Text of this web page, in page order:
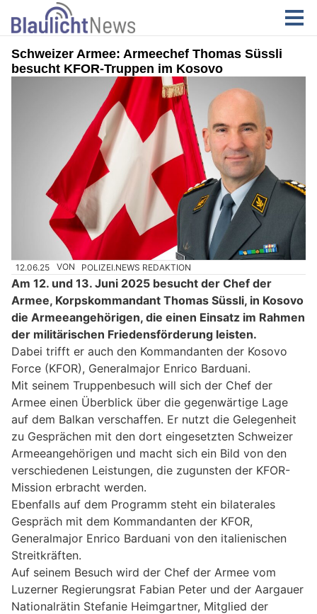
Schweizer Armee: Armeechef Thomas Süssli
besucht KFOR-Truppen im Kosovo
12.06.25 VON POLIZEI.NEWS REDAKTION
Am 12. und 13. Juni 2025 besucht der Chef der
Armee, Korpskommandant Thomas Süssli, in Kosovo
die Armeeangehörigen, die einen Einsatz im Rahmen
der militärischen Friedensförderung leisten.
Dabei trifft er auch den Kommandanten der Kosovo
Force (KFOR), Generalmajor Enrico Barduani.
Mit seinem Truppenbesuch will sich der Chef der
Armee einen Überblick über die gegenwärtige Lage
auf dem Balkan verschaffen. Er nutzt die Gelegenheit
zu Gesprächen mit den dort eingesetzten Schweizer
Armeeangehörigen und macht sich ein Bild von den
verschiedenen Leistungen, die zugunsten der KFOR-
Mission erbracht werden.
Ebenfalls auf dem Programm steht ein bilaterales
Gespräch mit dem Kommandanten der KFOR,
Generalmajor Enrico Barduani von den italienischen
Streitkräften.
Auf seinem Besuch wird der Chef der Armee vom
Luzerner Regierungsrat Fabian Peter und der Aargauer
Nationalrätin Stefanie Heimgartner, Mitglied der